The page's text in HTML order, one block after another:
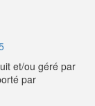
et/ou géré par
par